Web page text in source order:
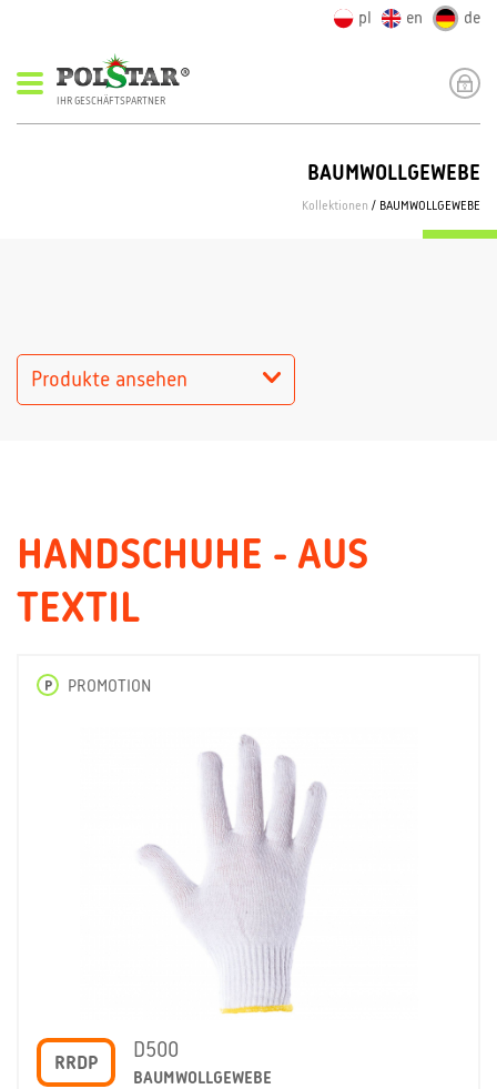
pl en de
IHR GESCHÄFTSPARTNER
BAUMWOLLGEWEBE
Kollektionen / BAUMWOLLGEWEBE
Produkte ansehen
HANDSCHUHE - AUS
TEXTIL
P PROMOTION
RRDP
D500
BAUMWOLLGEWEBE